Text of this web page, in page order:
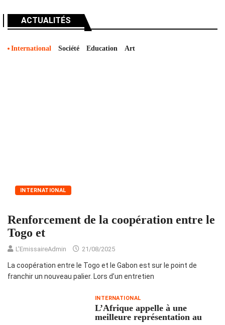
ACTUALITÉS
International Société Education Art
INTERNATIONAL
Renforcement de la coopération entre le
Togo et
L'EmissaireAdmin 21/08/2025
La coopération entre le Togo et le Gabon est sur le point de
franchir un nouveau palier. Lors d’un entretien
INTERNATIONAL
L’Afrique appelle à une
meilleure représentation au